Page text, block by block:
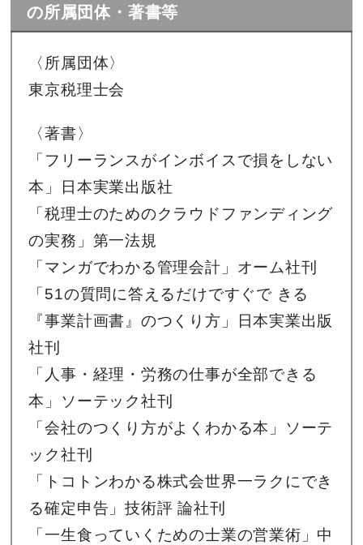
の所属団体・著書等
〈所属団体〉
東京税理士会
〈著書〉
「フリーランスがインボイスで損をしない
本」日本実業出版社
「税理士のためのクラウドファンディング
の実務」第一法規
「マンガでわかる管理会計」オーム社刊
「51の質問に答えるだけですぐで きる
『事業計画書』のつくり方」日本実業出版
社刊
「人事・経理・労務の仕事が全部できる
本」ソーテック社刊
「会社のつくり方がよくわかる本」ソーテ
ック社刊
「トコトンわかる株式会世界一ラクにでき
る確定申告」技術評 論社刊
「一生食っていくための士業の営業術」中